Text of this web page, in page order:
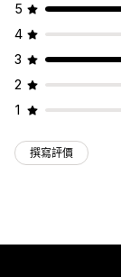
5
4
3
2
1
撰寫評價